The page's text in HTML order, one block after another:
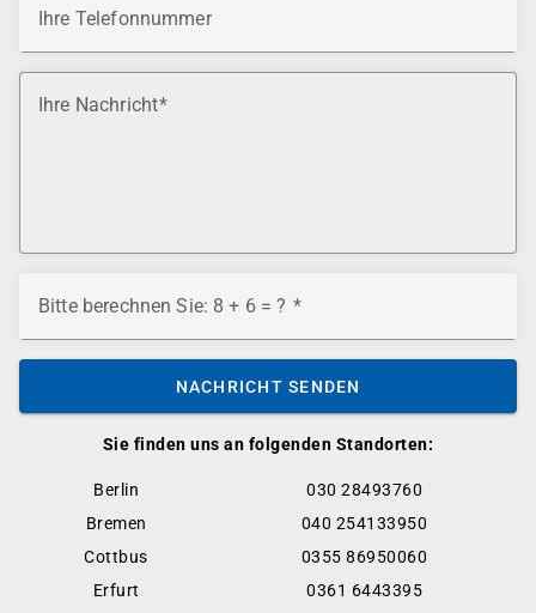
Sie finden uns an folgenden Standorten:
Berlin
030 28493760
Bremen
040 254133950
Cottbus
0355 86950060
Erfurt
0361 6443395
Ihre Telefonnummer
Ihre Nachricht
Bitte berechnen Sie: 8 + 6 = ?
NACHRICHT SENDEN